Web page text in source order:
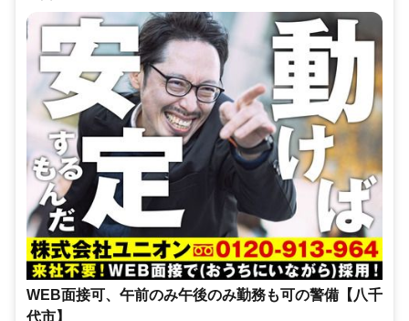
WEB面接可、午前のみ午後のみ勤務も可の警備【八千
代市】